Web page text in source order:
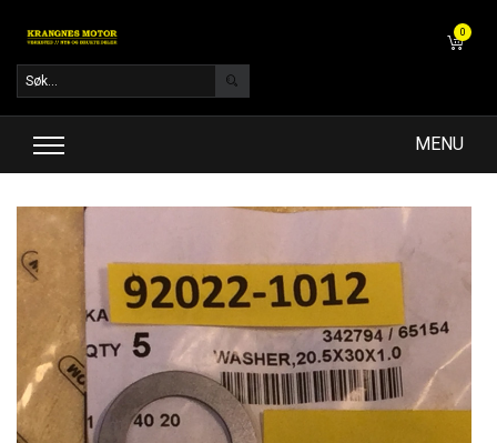
0
MENU